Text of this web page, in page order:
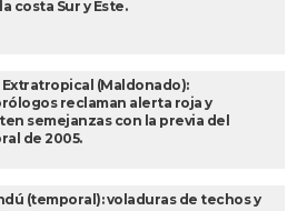
costa Sur y Este.
Extratropical (Maldonado):
reclaman alerta roja y
semejanzas con la previa del
de 2005.
(temporal): voladuras de techos y